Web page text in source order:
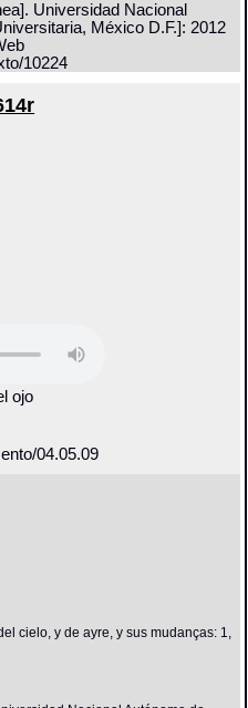
Universidad Nacional
México D.F.]: 2012
10224
ojo
04.05.09
cielo, y de ayre, y sus mudanças: 1,